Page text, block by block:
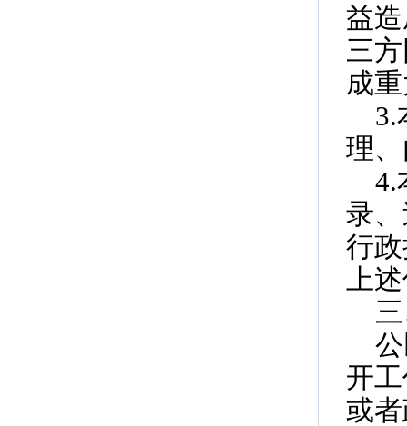
益
三
成
3.
理
4.
录
行
上
开
或